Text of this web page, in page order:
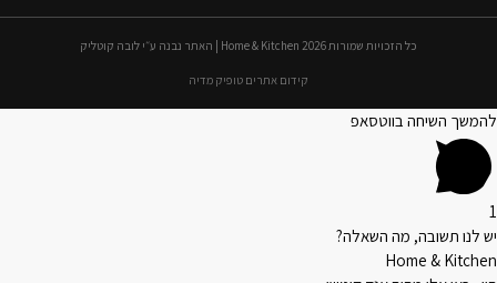
כל הזכויות שמורות 2026 Home & Kitchen | האתר נבנה ע״י לובה קוטליק
קידום אתרים טופיק מדיה
להמשך השיחה בווטסאפ
1
יש לנו תשובה, מה השאלה?
Home & Kitchen